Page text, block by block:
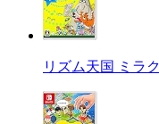
リズム天国 ミラ